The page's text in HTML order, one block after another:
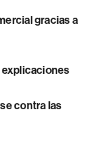
gracias a
explicaciones
contra las